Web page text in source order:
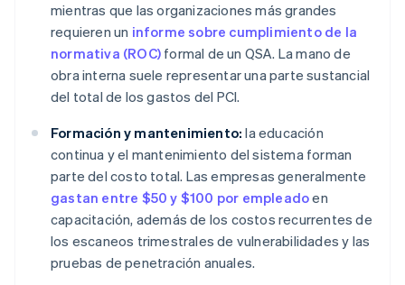
mientras que las organizaciones más grandes
requieren un informe sobre cumplimiento de la
normativa (ROC) formal de un QSA. La mano de
obra interna suele representar una parte sustancial
del total de los gastos del PCI.
Formación y mantenimiento: la educación
continua y el mantenimiento del sistema forman
parte del costo total. Las empresas generalmente
gastan entre $50 y $100 por empleadoen
capacitación, además de los costos recurrentes de
los escaneos trimestrales de vulnerabilidades y las
pruebas de penetración anuales.